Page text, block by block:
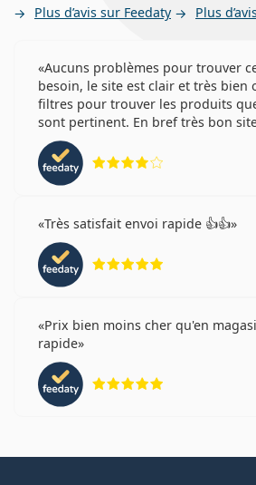
Plus d’avis sur Feedaty Plus
Aucuns problèmes pour trouver
besoin, le site est clair et très bien
filtres pour trouver les produits
sont pertinent. En bref très bon
Très satisfait envoi rapide 👍👍
Prix bien moins cher qu'en
rapide